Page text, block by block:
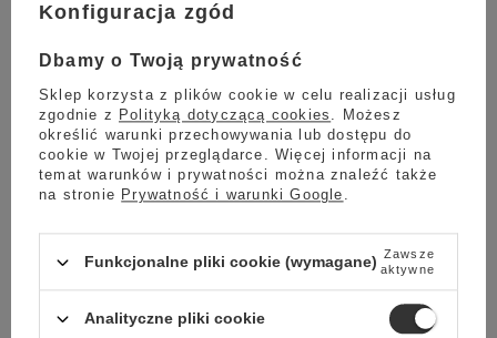
między espresso i przelewem albo testujesz
różne ziarna.
Konfiguracja zgód
Dbamy o Twoją prywatność
Sklep korzysta z plików cookie w celu realizacji usług
zgodnie z Polityką dotyczącą cookies . Możesz
określić warunki przechowywania lub dostępu do
cookie w Twojej przeglądarce. Więcej informacji na
temat warunków i prywatności można znaleźć także
na stronie Prywatność i warunki Google .
Funkcjonalne pliki cookie (wymagane) Zawsze
aktywne
Analityczne pliki cookie